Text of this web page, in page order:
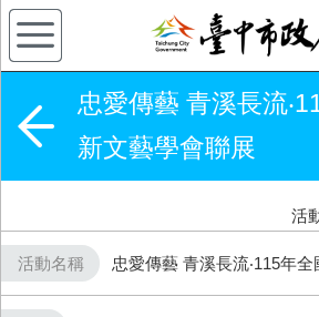
忠愛傳藝 青溪長流
新文藝學會聯展
活
活動名稱 忠愛傳藝 青溪長流‧115年